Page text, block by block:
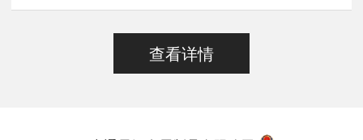
查看详情